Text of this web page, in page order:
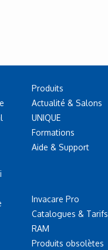
Produits
Actualité & Salons
UNIQUE
Formations
Aide & Support
Invacare Pro
Catalogues & Tarifs
RAM
Produits obsolètes